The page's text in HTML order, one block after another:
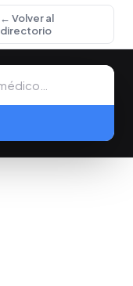
← Volver al
directorio